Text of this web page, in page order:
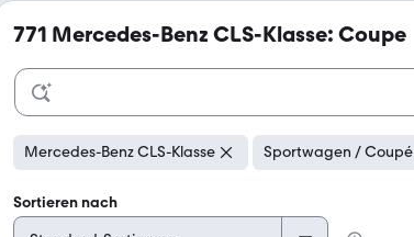
771 Mercedes-Benz CLS-Klasse: Coupe
Mercedes-Benz CLS-Klasse Sportwagen / Coupé
Sortieren nach